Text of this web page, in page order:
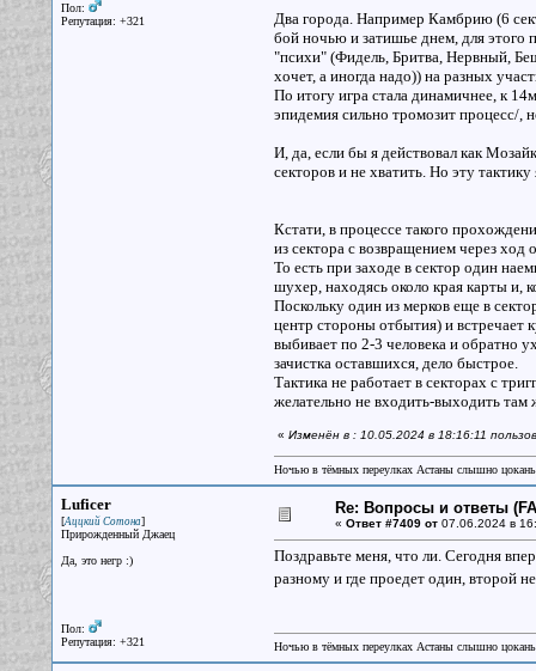
Пол:
Репутация: +321
Два города. Например Камбрию (6
бой ночью и затишье днем, для этого
"психи" (Фидель, Бритва, Нервный,
хочет, а иногда надо)) на разных
По итогу игра стала динамичнее, к
эпидемия сильно тромозит процесс/,
И, да, если бы я действовал как
секторов и не хватить. Но эту
Кстати, в процессе такого
из сектора с возвращением через ход
То есть при заходе в сектор один
шухер, находясь около края карты и,
Поскольку один из мерков еще в
центр стороны отбытия) и встречает
выбивает по 2-3 человека и обратно
зачистка оставшихся, дело быстрое.
Тактика не работает в секторах с
желательно не входить-выходить там
« Изменён в : 10.05.2024 в 18:16:11
Ночью в тёмных переулках Астаны слышно
Luficer
[Аццкий Сотона]
Прирожденный Джаец
Да, это негр :)
Пол:
Репутация: +321
Re: Вопросы и ответы
« Ответ #7409 от07.06.2024 в
Поздравьте меня, что ли. Сегодня
разному и где проедет один, второй
Ночью в тёмных переулках Астаны слышно